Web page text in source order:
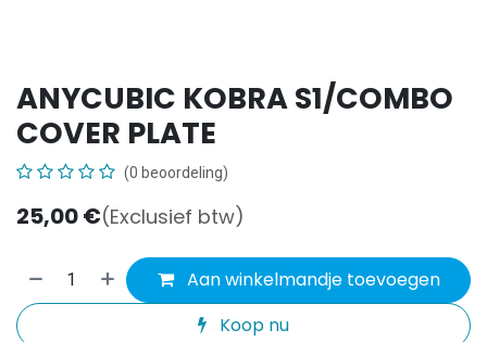
ANYCUBIC KOBRA S1/COMBO
COVER PLATE
(0 beoordeling)
25,00€(Exclusief btw)
Aan winkelmandje toevoegen
Koop nu